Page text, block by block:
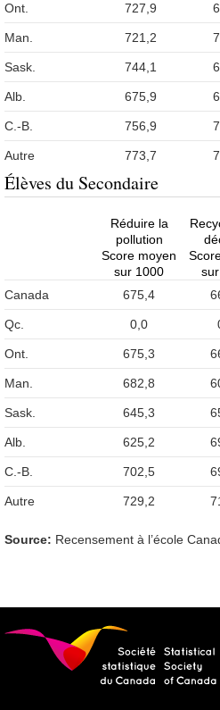
Ont. 727,9
Man. 721,2
Sask. 744,1
Alb. 675,9
C.-B. 756,9
Autre 773,7
Élèves du Secondaire
Réduire la
pollution
Score moyen
sur 1000
Canada
675,4
Qc. 0,0
Ont. 675,3
Man. 682,8
Sask. 645,3
Alb. 625,2
C.-B. 702,5
Autre 729,2
Source: Recensement à l’école